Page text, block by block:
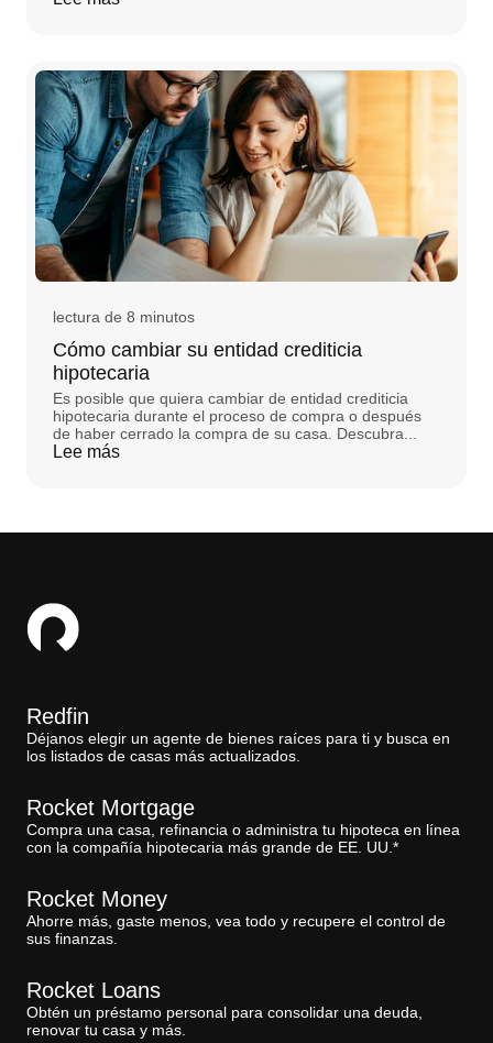
lectura de 8 minutos
Cómo cambiar su entidad crediticia
hipotecaria
Es posible que quiera cambiar de entidad crediticia
hipotecaria durante el proceso de compra o después
de haber cerrado la compra de su casa. Descubra...
Lee más
Redfin
Déjanos elegir un agente de bienes raíces para ti y busca en
los listados de casas más actualizados.
Rocket Mortgage
Compra una casa, refinancia o administra tu hipoteca en línea
con la compañía hipotecaria más grande de EE. UU.*
Rocket Money
Ahorre más, gaste menos, vea todo y recupere el control de
sus finanzas.
Rocket Loans
Obtén un préstamo personal para consolidar una deuda,
renovar tu casa y más.